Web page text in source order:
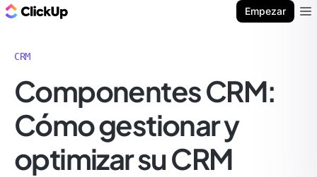
Empezar
CRM
Componentes CRM:
Cómo gestionar y
optimizar su CRM